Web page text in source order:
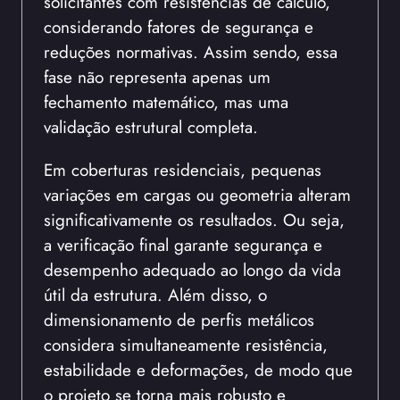
considerando fatores de segurança e
reduções normativas. Assim sendo, essa
fase não representa apenas um
fechamento matemático, mas uma
validação estrutural completa.
Em coberturas residenciais, pequenas
variações em cargas ou geometria alteram
significativamente os resultados. Ou seja,
a verificação final garante segurança e
desempenho adequado ao longo da vida
útil da estrutura. Além disso, o
dimensionamento de perfis metálicos
considera simultaneamente resistência,
estabilidade e deformações, de modo que
o projeto se torna mais robusto e